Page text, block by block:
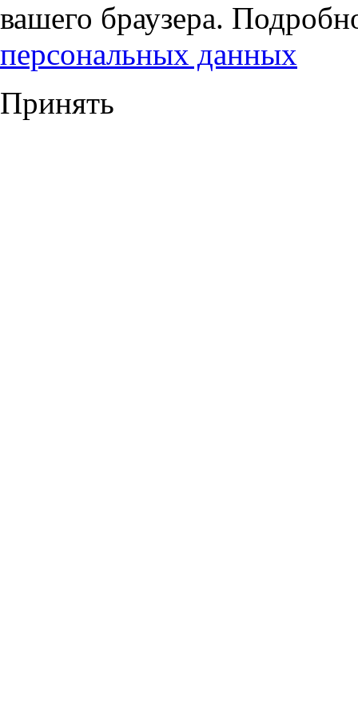
вашего браузера.
персональных данных
Принять